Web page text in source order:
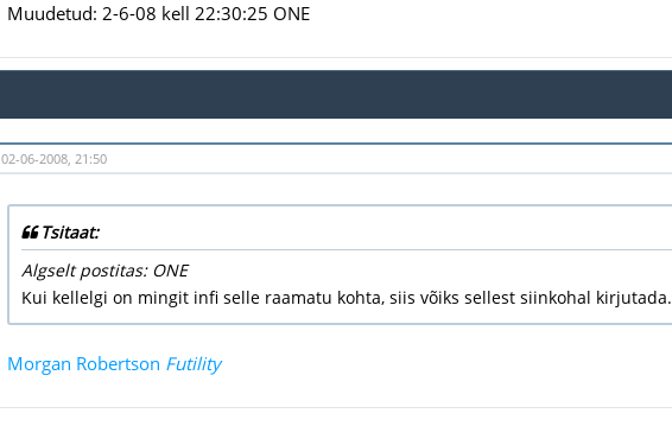
Muudetud: 2-6-08 kell 22:30:25 ONE
02-06-2008, 21:50
Tsitaat:
Algselt postitas: ONE
Kui kellelgi on mingit infi selle raamatu kohta, siis võiks sellest siinkohal kirjutada.
Morgan Robertson Futility